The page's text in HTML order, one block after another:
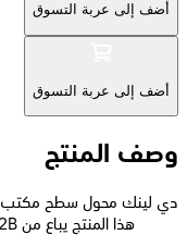
أضف إلى عربة التسوق
أضف إلى عربة التسوق
وصف المنتج
دي لينك محول سطح مكتب 8 منافذ 10/100 ميجابت في الثانية - موديل DES-1008C
2B هذا المنتج يباع من